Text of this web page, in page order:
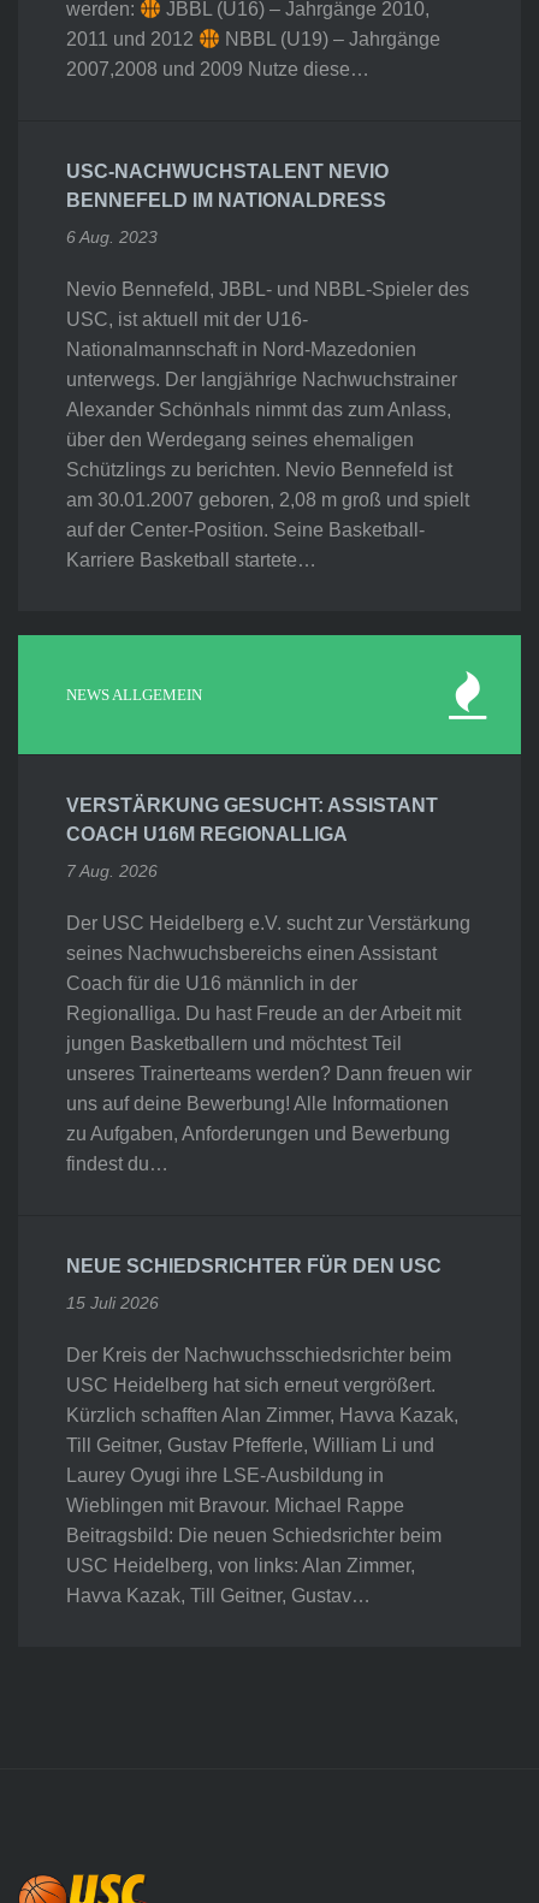
werden:
JBBL (U16) – Jahrgänge 2010,
2011 und 2012
NBBL (U19) – Jahrgänge
2007,2008 und 2009 Nutze diese…
USC-NACHWUCHSTALENT NEVIO
BENNEFELD IM NATIONALDRESS
6 Aug. 2023
Nevio Bennefeld, JBBL- und NBBL-Spieler des
USC, ist aktuell mit der U16-
Nationalmannschaft in Nord-Mazedonien
unterwegs. Der langjährige Nachwuchstrainer
Alexander Schönhals nimmt das zum Anlass,
über den Werdegang seines ehemaligen
Schützlings zu berichten. Nevio Bennefeld ist
am 30.01.2007 geboren, 2,08 m groß und spielt
auf der Center-Position. Seine Basketball-
Karriere Basketball startete…
NEWS ALLGEMEIN
VERSTÄRKUNG GESUCHT: ASSISTANT
COACH U16M REGIONALLIGA
7 Aug. 2026
Der USC Heidelberg e.V. sucht zur Verstärkung
seines Nachwuchsbereichs einen Assistant
Coach für die U16 männlich in der
Regionalliga. Du hast Freude an der Arbeit mit
jungen Basketballern und möchtest Teil
unseres Trainerteams werden? Dann freuen wir
uns auf deine Bewerbung! Alle Informationen
zu Aufgaben, Anforderungen und Bewerbung
findest du…
NEUE SCHIEDSRICHTER FÜR DEN USC
15 Juli 2026
Der Kreis der Nachwuchsschiedsrichter beim
USC Heidelberg hat sich erneut vergrößert.
Kürzlich schafften Alan Zimmer, Havva Kazak,
Till Geitner, Gustav Pfefferle, William Li und
Laurey Oyugi ihre LSE-Ausbildung in
Wieblingen mit Bravour. Michael Rappe
Beitragsbild: Die neuen Schiedsrichter beim
USC Heidelberg, von links: Alan Zimmer,
Havva Kazak, Till Geitner, Gustav…